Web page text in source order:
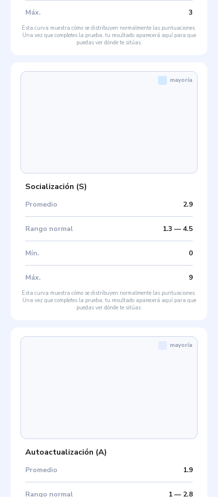
Máx. 3
Esta curva muestra cómo se distribuyen normalmente las puntuaciones.
Una vez que completes la prueba, tu resultado aparecerá aquí para que
puedas ver dónde te sitúas.
Socialización (S)
Promedio 2.9
Rango normal 1.3 — 4.5
Mín. 0
Máx. 9
mayoría
Esta curva muestra cómo se distribuyen normalmente las puntuaciones.
Una vez que completes la prueba, tu resultado aparecerá aquí para que
puedas ver dónde te sitúas.
Autoactualización (A)
Promedio 1.9
Rango normal 1— 2.8
mayoría